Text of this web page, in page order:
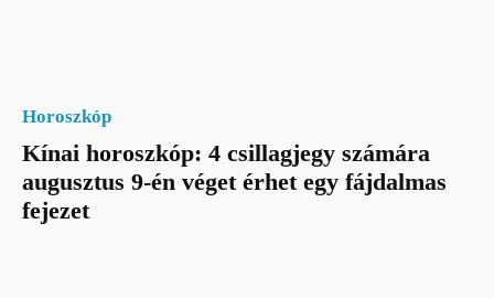
Horoszkóp
Kínai horoszkóp: 4 csillagjegy számára
augusztus 9-én véget érhet egy fájdalmas
fejezet